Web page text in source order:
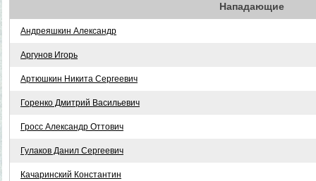
Нападающие
Андреяшкин Александр
Аргунов Игорь
Артюшкин Никита Сергеевич
Горенко Дмитрий Васильевич
Гросс Александр Оттович
Гулаков Данил Сергеевич
Качаринский Константин